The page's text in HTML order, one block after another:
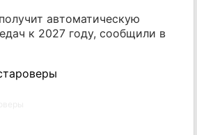
автоматическую
к 2027 году, сообщили в